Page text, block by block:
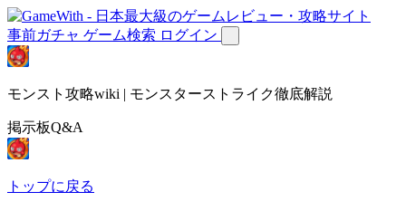
事前ガチャ ゲーム検索 ログイン
モンスト攻略wiki | モンスターストライク徹底解説
掲示板Q&A
トップに戻る